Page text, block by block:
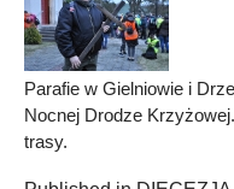
Parafie w Gielniowie i
Nocnej Drodze
trasy.